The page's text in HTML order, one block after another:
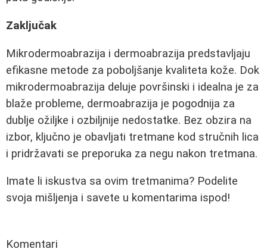
Zaključak
Mikrodermoabrazija i dermoabrazija predstavljaju
efikasne metode za poboljšanje kvaliteta kože. Dok
mikrodermoabrazija deluje površinski i idealna je za
blaže probleme, dermoabrazija je pogodnija za
dublje ožiljke i ozbiljnije nedostatke. Bez obzira na
izbor, ključno je obavljati tretmane kod stručnih lica
i pridržavati se preporuka za negu nakon tretmana.
Imate li iskustva sa ovim tretmanima? Podelite
svoja mišljenja i savete u komentarima ispod!
Komentari